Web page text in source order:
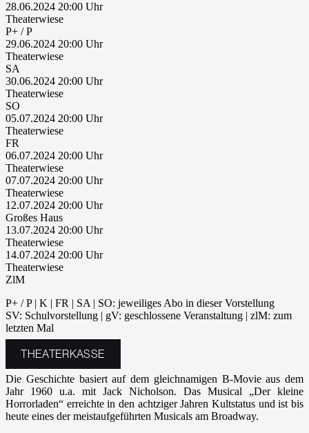
28.06.2024 20:00
Theaterwiese
P+ / P
29.06.2024 20:00
Theaterwiese
SA
30.06.2024 20:00
Theaterwiese
SO
05.07.2024 20:00
Theaterwiese
FR
06.07.2024 20:00
Theaterwiese
07.07.2024 20:00
Theaterwiese
12.07.2024 20:00
Großes Haus
13.07.2024 20:00
Theaterwiese
14.07.2024 20:00
Theaterwiese
ZlM
P+ / P | K | FR | SA | SO: jeweiliges Abo in dieser Vorstellung
SV: Schulvorstellung | gV: geschlossene Veranstaltung | zlM: zum
letzten Mal
THEATERKASSE
Die Geschichte basiert auf dem gleichnamigen B-Movie aus dem
Jahr 1960 u.a. mit Jack Nicholson. Das Musical „Der kleine
Horrorladen“ erreichte in den achtziger Jahren Kultstatus und ist bis
heute eines der meistaufgeführten Musicals am Broadway.